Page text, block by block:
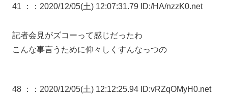
41 ： ：2020/12/05(土) 12:07:31.79 ID:/HA/nzzK0.net
記者会見がズコーって感じだったわ
こんな事言うために仰々しくすんなっつの
48 ： ：2020/12/05(土) 12:12:25.94 ID:vRZqOMyH0.net